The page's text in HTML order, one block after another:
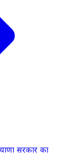
सरकार का